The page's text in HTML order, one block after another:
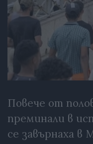
Повече от
преминали в
се завърнаха в